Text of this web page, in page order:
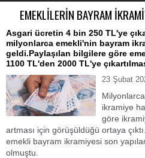
EMEKLİLERİN BAYRAM
Asgari ücretin 4 bin 250 TL'ye
milyonlarca emekli'nin bayram
geldi.Paylaşılan bilgilere göre
1100 TL'den 2000 TL'ye
23 Şubat
ikramiye
göre
artması için görüşüldüğü ortaya
emekli bayram ikramiyesi son
olmuştu.